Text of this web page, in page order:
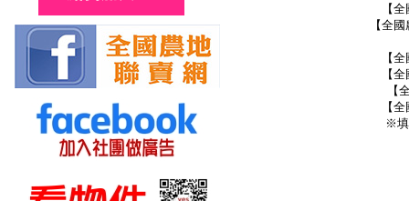
【
【全
【
【
【
【
※填